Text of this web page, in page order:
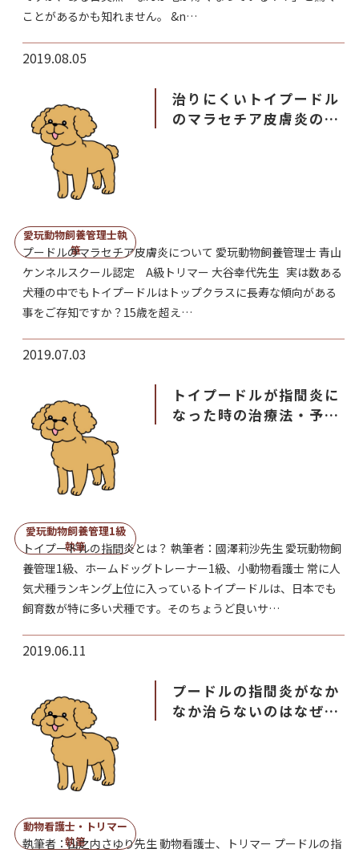
ことがあるかも知れません。 &n…
2019.08.05
愛玩動物飼養管理士執
筆
治りにくいトイプードル
のマラセチア皮膚炎の原
プードルのマラセチア皮膚炎について 愛玩動物飼養管理士 青山
ケンネルスクール認定 A級トリマー 大谷幸代先生 実は数ある
犬種の中でもトイプードルはトップクラスに長寿な傾向がある
事をご存知ですか？15歳を超え…
2019.07.03
愛玩動物飼養管理1級
執筆
トイプードルが指間炎に
なった時の治療法・予防
トイプードルの指間炎とは？ 執筆者：國澤莉沙先生 愛玩動物飼
養管理1級、ホームドッグトレーナー1級、小動物看護士 常に人
気犬種ランキング上位に入っているトイプードルは、日本でも
飼育数が特に多い犬種です。そのちょうど良いサ…
2019.06.11
動物看護士・トリマー
執筆
プードルの指間炎がなか
なか治らないのはなぜ？
執筆者：山之内さゆり先生 動物看護士、トリマー プードルの指